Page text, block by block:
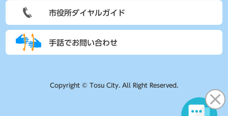
市役所ダイヤルガイド
手話でお問い合わせ
Copyright © Tosu City. All Right Reserved.